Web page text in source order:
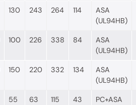
130 243 264 114
ASA
(UL94HB)
100 226 338 84
ASA
(UL94HB)
150 220 332 134
ASA
(UL94HB)
55 63 115 43
PC+ASA